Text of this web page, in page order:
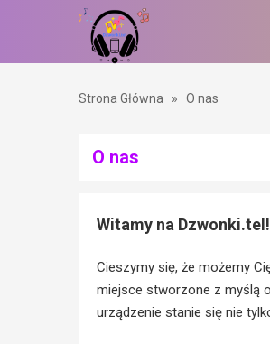
Strona Główna » O nas
O nas
Witamy na Dzwonki.tel!
Cieszymy się, że możemy
miejsce stworzone z myślą
urządzenie stanie się nie